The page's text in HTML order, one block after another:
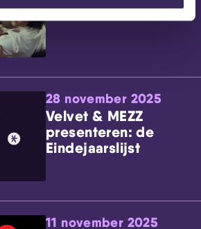
28 november 2025
Velvet & MEZZ
presenteren: de
Eindejaarslijst
11 november 2025